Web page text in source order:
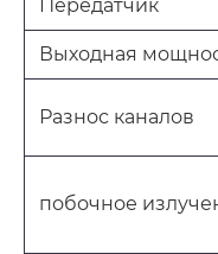
Передатчик
Выходная
Разнос каналов
побочное